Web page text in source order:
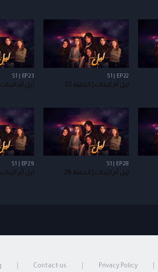
S1 | EP22
ليل أم البنات | الحلقة 22
S1 | EP23
ليل أم البنات
S1 | EP28
ليل أم البنات | الحلقة 28
S1 | EP29
ليل أم البنات
Privacy Policy
Contact-us